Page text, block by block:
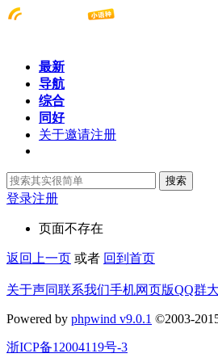
最新
导航
综合
同好
关于邀请注册
搜索
登录注册
页面不存在
返回上一页 或者 回到首页
关于声同联系我们手机网页版QQ群
Powered by phpwind v9.0.1 ©2003-
浙ICP备12004119号-3